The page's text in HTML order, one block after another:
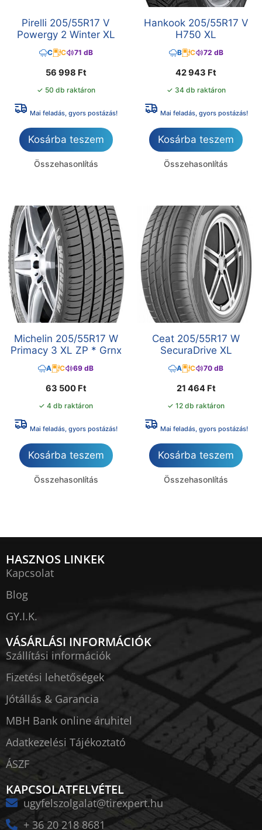
Pirelli 205/55R17 V
Powergy 2 Winter XL
C C 71 dB
56 998 Ft
✓ 50 db raktáron
Mai feladás, gyors postázás!
Kosárba teszem
Összehasonlítás
Hankook 205/55R17 V
H750 XL
B C 72 dB
42 943 Ft
✓ 34 db raktáron
Mai feladás, gyors postázás!
Kosárba teszem
Összehasonlítás
Michelin 205/55R17 W
Primacy 3 XL ZP * Grnx
A C 69 dB
63 500 Ft
✓ 4 db raktáron
Mai feladás, gyors postázás!
Kosárba teszem
Összehasonlítás
Ceat 205/55R17 W
SecuraDrive XL
A C 70 dB
21 464 Ft
✓ 12 db raktáron
Mai feladás, gyors postázás!
Kosárba teszem
Összehasonlítás
HASZNOS LINKEK
Kapcsolat
Blog
GY.I.K.
VÁSÁRLÁSI INFORMÁCIÓK
Szállítási információk
Fizetési lehetőségek
Jótállás & Garancia
MBH Bank online áruhitel
Adatkezelési Tájékoztató
ÁSZF
KAPCSOLATFELVÉTEL
ugyfelszolgalat@tirexpert.hu
+ 36 20 218 8681